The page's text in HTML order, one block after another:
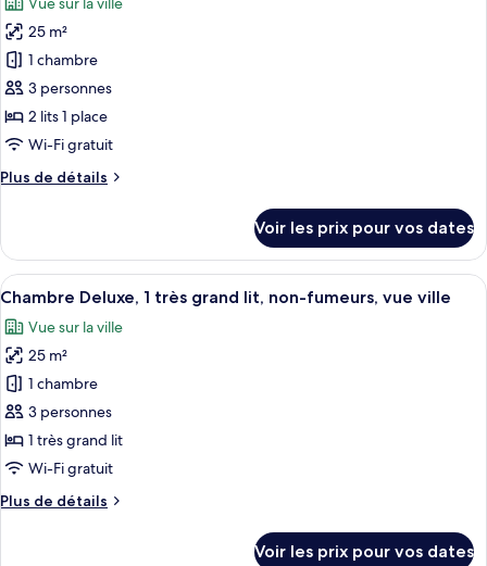
les
photos
pour
ce
type
de
chambre :
Chambre
lits
une
place
25 m²
1 chambre
3 personnes
2 lits 1 place
Wi-Fi gratuit
Plus de détails
Plus
le
type
de
Chambre
Deluxe,
lits
une
place
Voir les prix pour vos dates
Afficher
toutes
les
photos
pour
ce
type
de
chambre :
Chambre
Une chambre d’hôtel moderne
7
Chambre Deluxe, 1 très grand lit, non-fumeurs, vue ville
Vue sur la ville
25 m²
1 chambre
3 personnes
1 très grand lit
Wi-Fi gratuit
Plus de détails
Plus
Voir les prix pour vos dates